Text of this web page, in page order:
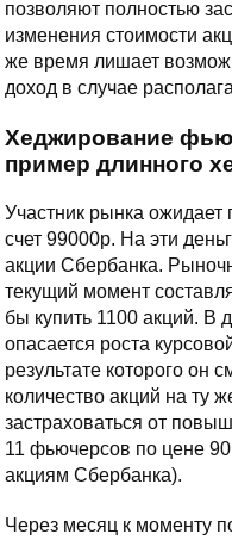
позволяют полностью
изменения стоимости
же время лишает
доход в случае
Хеджирование
пример длинного
Участник рынка ожидает
счет 99000р. На эти
акции Сбербанка.
текущий момент
бы купить 1100 акций. В
опасается роста
результате которого он
количество акций на ту
застраховаться от
11 фьючерсов по цене
акциям Сбербанка).
Через месяц к моменту